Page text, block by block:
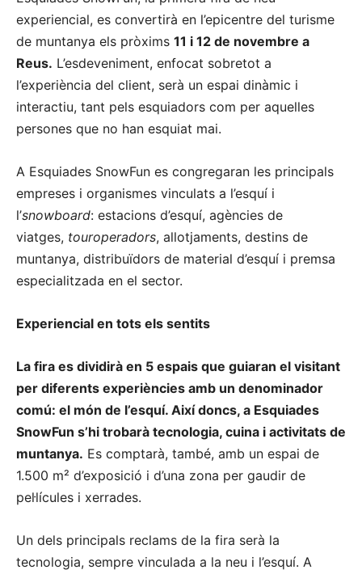
experiencial, es convertirà en l’epicentre del turisme
de muntanya els pròxims 11 i 12 de novembre a
Reus. L’esdeveniment, enfocat sobretot a
l’experiència del client, serà un espai dinàmic i
interactiu, tant pels esquiadors com per aquelles
persones que no han esquiat mai.
A Esquiades SnowFun es congregaran les principals
empreses i organismes vinculats a l’esquí i
l’snowboard: estacions d’esquí, agències de
viatges, touroperadors, allotjaments, destins de
muntanya, distribuïdors de material d’esquí i premsa
especialitzada en el sector.
Experiencial en tots els sentits
La fira es dividirà en 5 espais que guiaran el visitant
per diferents experiències amb un denominador
comú: el món de l’esquí. Així doncs, a Esquiades
SnowFun s’hi trobarà tecnologia, cuina i activitats de
muntanya. Es comptarà, també, amb un espai de
1.500 m² d’exposició i d’una zona per gaudir de
pel·lícules i xerrades.
Un dels principals reclams de la fira serà la
tecnologia, sempre vinculada a la neu i l’esquí. A